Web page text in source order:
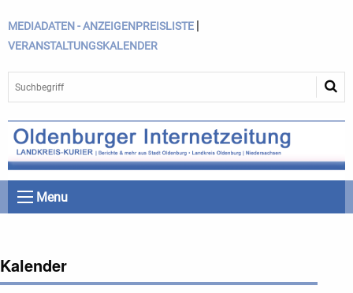
MEDIADATEN - ANZEIGENPREISLISTE |
VERANSTALTUNGSKALENDER
Menu
Kalender